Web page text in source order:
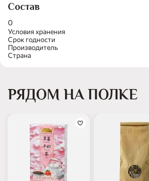
Условия хранения
Срок годности
Производитель
Страна
Состав
0
РЯДОМ НА ПОЛКЕ